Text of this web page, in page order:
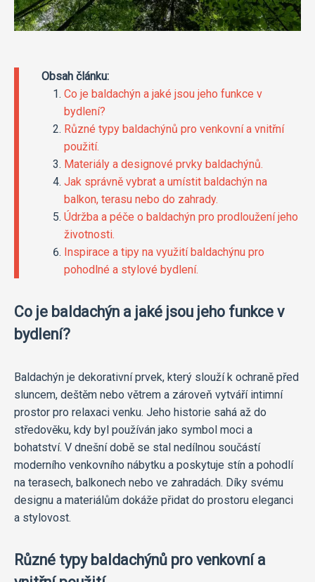
Obsah článku:
Co je baldachýn a jaké jsou jeho funkce v
bydlení?
Různé typy baldachýnů pro venkovní a vnitřní
použití.
Materiály a designové prvky baldachýnů.
Jak správně vybrat a umístit baldachýn na
balkon, terasu nebo do zahrady.
Údržba a péče o baldachýn pro prodloužení jeho
životnosti.
Inspirace a tipy na využití baldachýnu pro
pohodlné a stylové bydlení.
Co je baldachýn a jaké jsou jeho funkce v
bydlení?
Baldachýn je dekorativní prvek, který slouží k ochraně před
sluncem, deštěm nebo větrem a zároveň vytváří intimní
prostor pro relaxaci venku. Jeho historie sahá až do
středověku, kdy byl používán jako symbol moci a
bohatství. V dnešní době se stal nedílnou součástí
moderního venkovního nábytku a poskytuje stín a pohodlí
na terasech, balkonech nebo ve zahradách. Díky svému
designu a materiálům dokáže přidat do prostoru eleganci
a stylovost.
Různé typy baldachýnů pro venkovní a